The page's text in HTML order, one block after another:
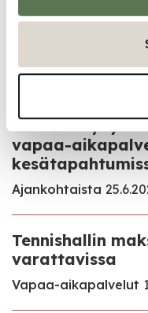
Ajankohtaista
Oletko käynyt
vapaa-
Ajankohtaista
Tennishallin
varattavissa
Vapaa-aikapalvelut